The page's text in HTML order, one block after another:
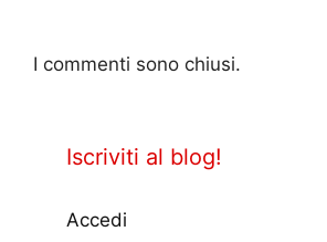
I commenti sono chiusi.
Iscriviti al blog!
Accedi